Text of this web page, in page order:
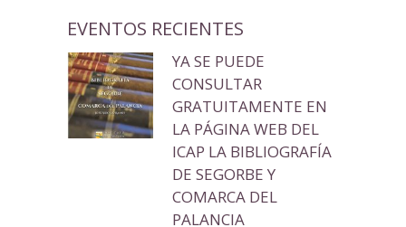
EVENTOS RECIENTES
YA SE PUEDE
CONSULTAR
GRATUITAMENTE EN
LA PÁGINA WEB DEL
ICAP LA BIBLIOGRAFÍA
DE SEGORBE Y
COMARCA DEL
PALANCIA